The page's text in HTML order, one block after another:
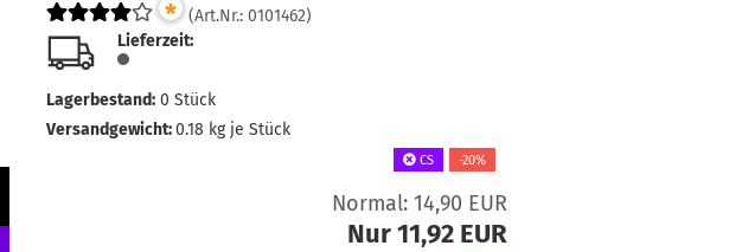
* (Art.Nr.: 0101462)
Lieferzeit:
Lagerbestand: 0 Stück
Versandgewicht:0.18 kg je Stück
CS -20%
Normal: 14,90 EUR
Nur 11,92 EUR